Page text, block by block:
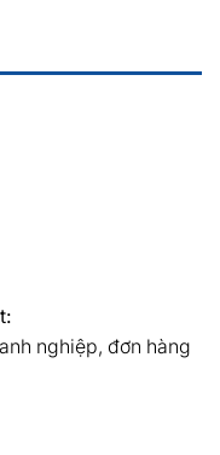
nghiệp, đơn hàng